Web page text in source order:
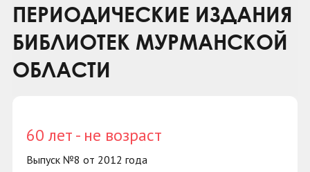
ПЕРИОДИЧЕСКИЕ ИЗДАНИЯ
БИБЛИОТЕК МУРМАНСКОЙ
ОБЛАСТИ
60 лет - не возраст
Выпуск №8 от 2012 года